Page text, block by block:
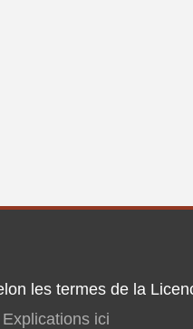
les termes de la
Explications ici